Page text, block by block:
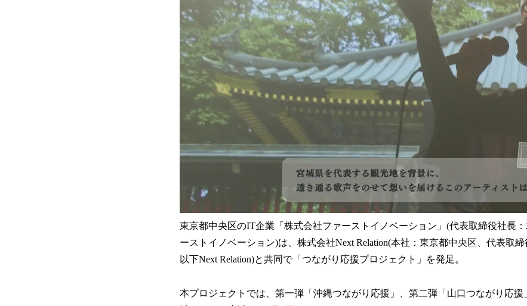
を
読
み
込
み
で
す
東京都中央区のIT企業「株式会社ファーストイノベーション」(代表取締役社長
ーストイノベーション)は、株式会社Next Relation(本社：東京都中央区、代表取締
以下Next Relation)と共同で「つながり応援プロジェクト」を発足。
本プロジェクトでは、第一弾「沖縄つながり応援」、第二弾「山口つながり応援